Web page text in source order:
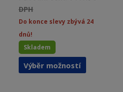
DPH
Do konce slevy zbývá 24
dnů!
Skladem
Výběr možností
Tento
produkt